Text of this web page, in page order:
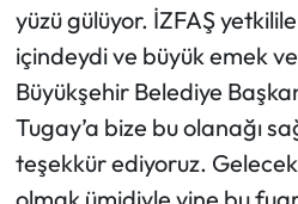
yüzü gülüyor. İZFAŞ
içindeydi ve büyük emek
Büyükşehir Belediye
Tugay’a bize bu olanağı
teşekkür ediyoruz.